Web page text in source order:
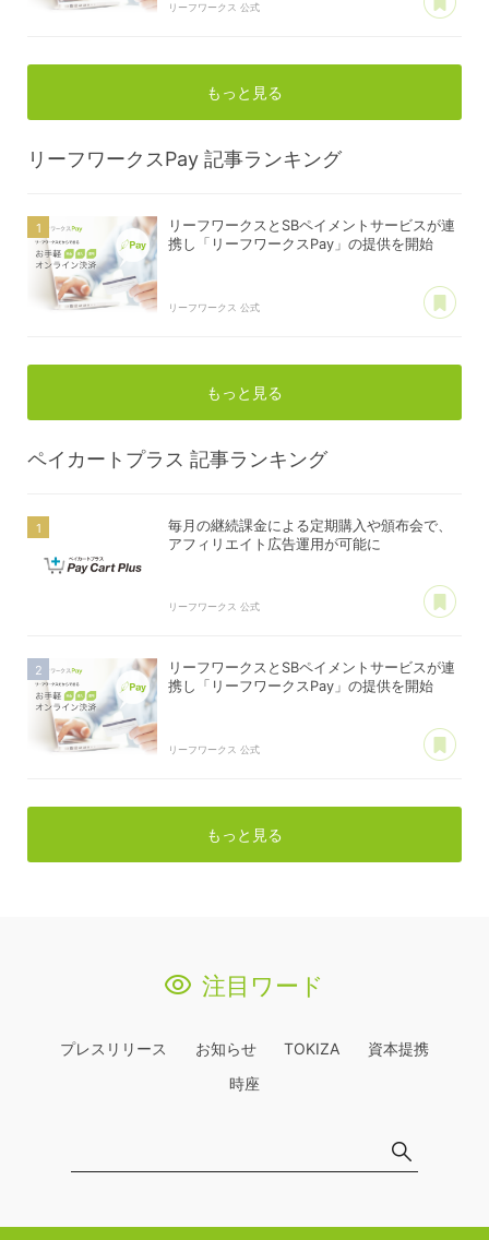
リーフワークス 公式
もっと見る
リーフワークスPay 記事ランキング
リーフワークスとSBペイメントサービスが連
携し「リーフワークスPay」の提供を開始
リーフワークス 公式
もっと見る
ペイカートプラス 記事ランキング
毎月の継続課金による定期購入や頒布会で、
アフィリエイト広告運用が可能に
リーフワークス 公式
リーフワークスとSBペイメントサービスが連
携し「リーフワークスPay」の提供を開始
リーフワークス 公式
もっと見る
注目ワード
プレスリリース お知らせ TOKIZA
資本提携
時座